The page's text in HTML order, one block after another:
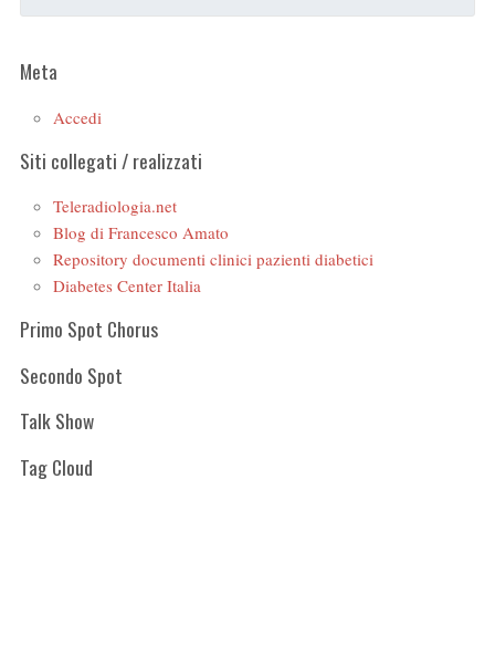
Meta
Accedi
Siti collegati / realizzati
Teleradiologia.net
Blog di Francesco Amato
Repository documenti clinici pazienti diabetici
Diabetes Center Italia
Primo Spot Chorus
Secondo Spot
Talk Show
Tag Cloud